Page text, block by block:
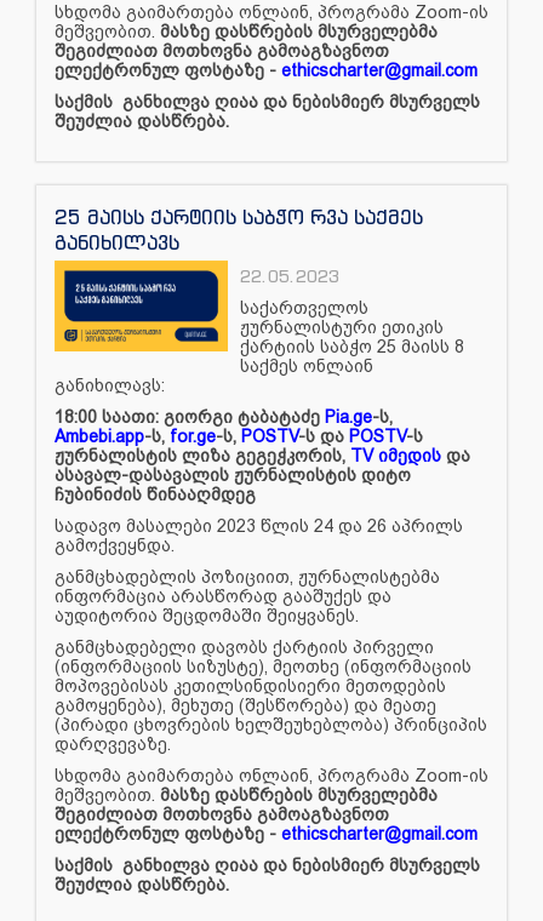
სხდომა გაიმართება ონლაინ, პროგრამა Zoom-ის
მეშვეობით. მასზე დასწრების მსურველებმა
შეგიძლიათ მოთხოვნა გამოაგზავნოთ
ელექტრონულ ფოსტაზე - ethicscharter@gmail.com
საქმის განხილვა ღიაა და ნებისმიერ მსურველს
შეუძლია დასწრება.
25 მაისს ქარტიის საბჭო რვა საქმეს
განიხილავს
22.05.2023
საქართველოს
ჟურნალისტური ეთიკის
ქარტიის საბჭო 25 მაისს 8
საქმეს ონლაინ
განიხილავს:
18:00 საათი: გიორგი ტაბატაძე Pia.ge-ს,
Ambebi.app-ს, for.ge-ს, POSTV-ს და POSTV-ს
ჟურნალისტის ლიზა გეგეჭკორის, TV იმედის და
ასავალ-დასავალის ჟურნალისტის დიტო
ჩუბინიძის წინააღმდეგ
სადავო მასალები 2023 წლის 24 და 26 აპრილს
გამოქვეყნდა.
განმცხადებლის პოზიციით, ჟურნალისტებმა
ინფორმაცია არასწორად გააშუქეს და
აუდიტორია შეცდომაში შეიყვანეს.
განმცხადებელი დავობს ქარტიის პირველი
(ინფორმაციის სიზუსტე), მეოთხე (ინფორმაციის
მოპოვებისას კეთილსინდისიერი მეთოდების
გამოყენება), მეხუთე (შესწორება) და მეათე
(პირადი ცხოვრების ხელშეუხებლობა) პრინციპის
დარღვევაზე.
სხდომა გაიმართება ონლაინ, პროგრამა Zoom-ის
მეშვეობით. მასზე დასწრების მსურველებმა
შეგიძლიათ მოთხოვნა გამოაგზავნოთ
ელექტრონულ ფოსტაზე - ethicscharter@gmail.com
საქმის განხილვა ღიაა და ნებისმიერ მსურველს
შეუძლია დასწრება.